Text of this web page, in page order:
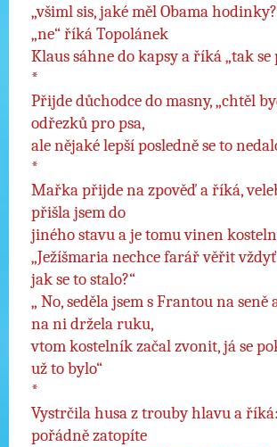
„všiml sis, jaké měl Obama
„ne“ říká Topolánek
Klaus sáhne do kapsy a říká „tak se
*
Přijde důchodce do masny, „chtěl
odřezků pro psa,
ale nějaké lepší posledně se to
*
Mařka přijde na zpověď a říká,
přišla jsem do
jiného stavu a je tomu vinen
„Ježíšmaria nechce farář věřit
jak se to stalo?“
„ No, seděla jsem s Frantou na seně
na ni držela ruku,
vtom kostelník začal zvonit, já se
už to bylo“
*
Vystrčila husa z trouby hlavu a
pořádně zatopíte